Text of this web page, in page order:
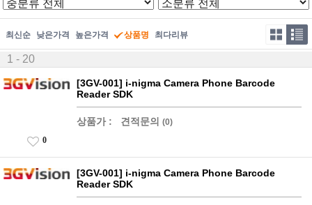
최신순 낮은가격 높은가격 상품명 최다리뷰
1 - 20
[3GV-001] i-nigma Camera Phone Barcode
Reader SDK
상품가 : 견적문의 (0)
0
[3GV-001] i-nigma Camera Phone Barcode
Reader SDK